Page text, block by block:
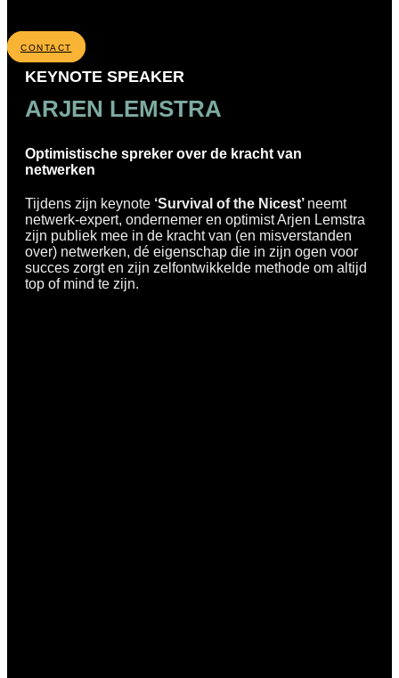
CONTACT
KEYNOTE SPEAKER
ARJEN LEMSTRA
Optimistische spreker over de kracht van
netwerken
Tijdens zijn keynote ‘Survival ofthe Nicest’ neemt
netwerk-expert, ondernemer en optimist Arjen Lemstra
zijn publiek mee in de kracht van (en misverstanden
over) netwerken, dé eigenschap die in zijn ogen voor
succes zorgt en zijn zelfontwikkelde methode om altijd
top of mind te zijn.